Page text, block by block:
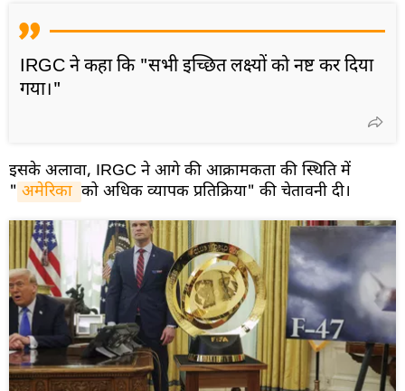
IRGC ने कहा कि "सभी इच्छित लक्ष्यों को नष्ट कर दिया
गया।"
इसके अलावा, IRGC ने आगे की आक्रामकता की स्थिति में
" अमेरिका को अधिक व्यापक प्रतिक्रिया" की चेतावनी दी।